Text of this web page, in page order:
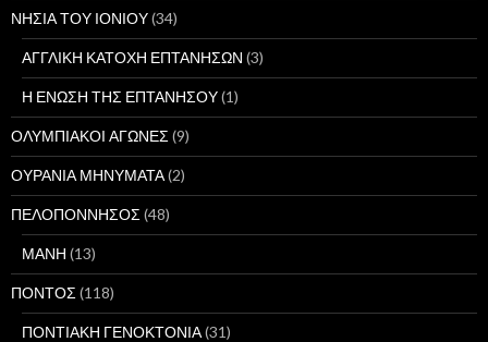
ΝΗΣΙΑ ΤΟΥ ΙΟΝΙΟΥ(34)
ΑΓΓΛΙΚΗ ΚΑΤΟΧΗ ΕΠΤΑΝΗΣΩΝ (3)
Η ΕΝΩΣΗ ΤΗΣ ΕΠΤΑΝΗΣΟΥ(1)
ΟΛΥΜΠΙΑΚΟΙ ΑΓΩΝΕΣ (9)
ΟΥΡΑΝΙΑ ΜΗΝΥΜΑΤΑ(2)
ΠΕΛΟΠΟΝΝΗΣΟΣ (48)
ΜΑΝΗ (13)
ΠΟΝΤΟΣ (118)
ΠΟΝΤΙΑΚΗ ΓΕΝΟΚΤΟΝΙΑ(31)